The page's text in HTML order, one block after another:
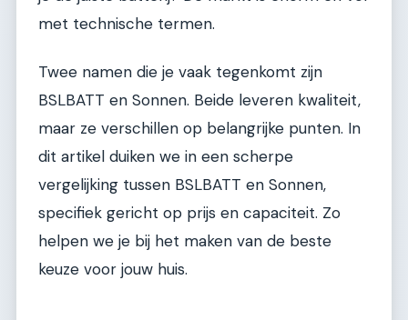
met technische termen.
Twee namen die je vaak tegenkomt zijn
BSLBATT en Sonnen. Beide leveren kwaliteit,
maar ze verschillen op belangrijke punten. In
dit artikel duiken we in een scherpe
vergelijking tussen BSLBATT en Sonnen,
specifiek gericht op prijs en capaciteit. Zo
helpen we je bij het maken van de beste
keuze voor jouw huis.